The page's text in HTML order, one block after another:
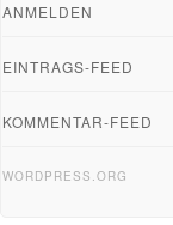
ANMELDEN
EINTRAGS-FEED
KOMMENTAR-FEED
WORDPRESS.ORG